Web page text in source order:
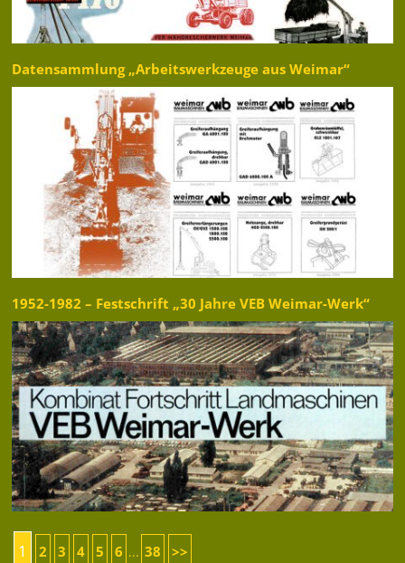
Datensammlung „Arbeitswerkzeuge aus Weimar“
1952-1982 – Festschrift „30 Jahre VEB Weimar-Werk“
1 2 3 4 5 6 ... 38 >>